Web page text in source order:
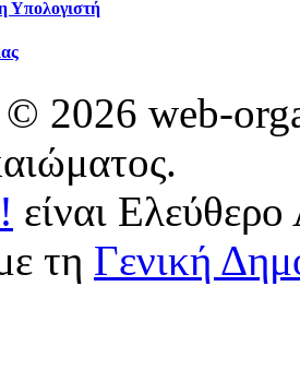
Υπολογιστή
2026 web-
είναι Ελεύθερο
τη Γενική